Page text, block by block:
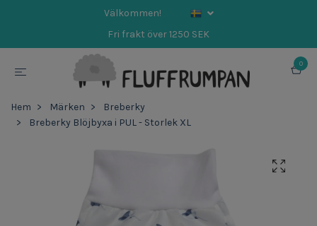
Välkommen!
Fri frakt över 1250 SEK
0
Hem Märken
Breberky
Breberky Blöjbyxa i PUL - Storlek XL